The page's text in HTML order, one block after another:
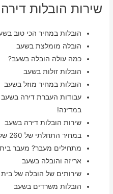
שירות הובלות
הובלות במחיר הכי טוב
הובלה מומלצת בשעב
כמה עולה הובלה בשעב?
הובלות זולות בשעב
הובלות במחיר מוזל בשעב
עבודות העברת דירה
במדינה!
שירות הובלות דירה בשעב
במחיר התחלתי של 260 שקלים חדשים לחדר יחיד בשעב
מתחילים מעבר? מעבר
אריזה והובלה בשעב
שירותים של הובלה של בית
הובלות משרדים בשעב